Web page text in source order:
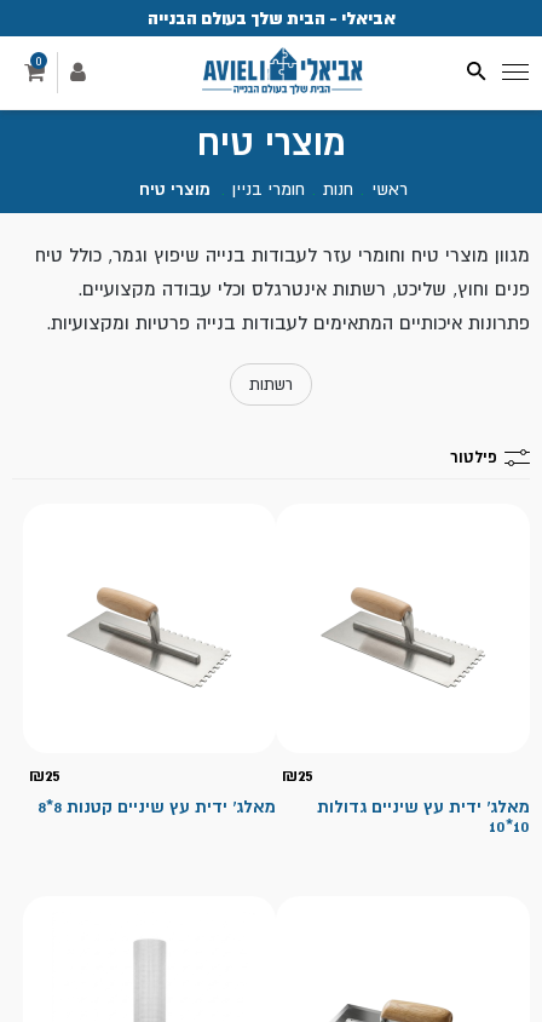
אביאלי - הבית שלך בעולם הבנייה
0
מוצרי טיח
ראשי חנות חומרי בניין מוצרי טיח
מגוון מוצרי טיח וחומרי עזר לעבודות בנייה שיפוץ וגמר, כולל טיח
פנים וחוץ, שליכט, רשתות אינטרגלס וכלי עבודה מקצועיים.
פתרונות איכותיים המתאימים לעבודות בנייה פרטיות ומקצועיות.
רשתות
פילטור
₪25
מאלג' ידית עץ שיניים גדולות
10*10
₪25
מאלג' ידית עץ שיניים קטנות 8*8